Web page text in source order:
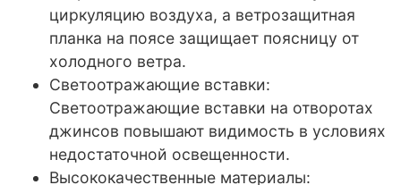
циркуляцию воздуха, а ветрозащитная
планка на поясе защищает поясницу от
холодного ветра.
Светоотражающие вставки:
Светоотражающие вставки на отворотах
джинсов повышают видимость в условиях
недостаточной освещенности.
Высококачественные материалы: